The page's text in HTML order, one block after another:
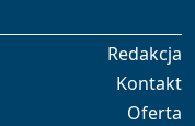
Redakcja
Kontakt
Oferta